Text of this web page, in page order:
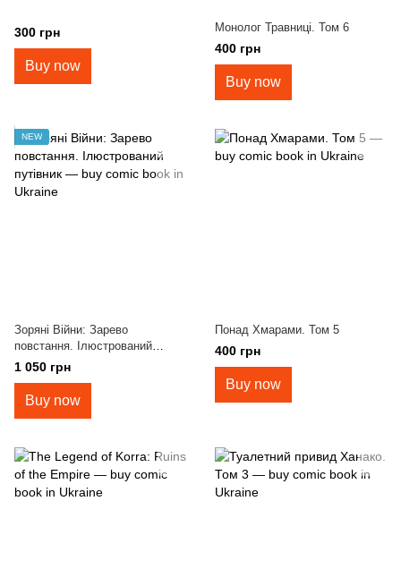
300 грн
Buy now
Монолог Травниці. Том 6
400 грн
Buy now
NEW
Зоряні Війни: Зарево
повстання. Ілюстрований
путівник
1 050 грн
Buy now
Понад Хмарами. Том 5
400 грн
Buy now